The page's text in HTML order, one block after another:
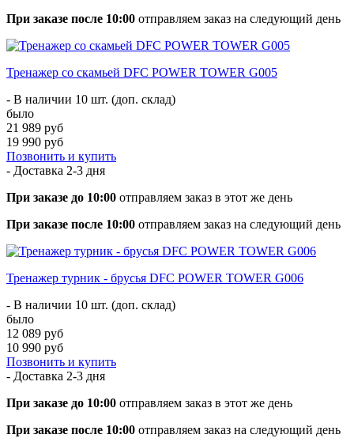
При заказе после 10:00 отправляем заказ на следующий день
Тренажер со скамьей DFC POWER TOWER G005
- В наличии 10 шт. (доп. склад)
было
21 989 руб
19 990 руб
Позвонить и купить
- Доставка 2-3 дня
При заказе до 10:00 отправляем заказ в этот же день
При заказе после 10:00 отправляем заказ на следующий день
Тренажер турник - брусья DFC POWER TOWER G006
- В наличии 10 шт. (доп. склад)
было
12 089 руб
10 990 руб
Позвонить и купить
- Доставка 2-3 дня
При заказе до 10:00 отправляем заказ в этот же день
При заказе после 10:00 отправляем заказ на следующий день